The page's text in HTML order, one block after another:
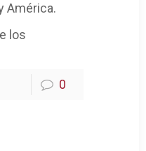
América.
los
0